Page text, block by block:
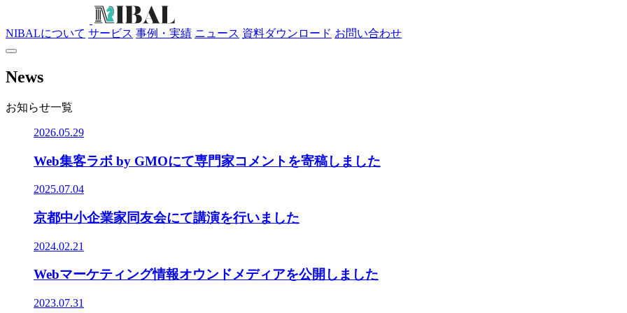
NIBALについて サービス 事例・実績 ニュース 資料ダウンロード お問い合わせ
News
お知らせ一覧
2026.05.29
Web集客ラボ by GMOにて専門家コメントを寄稿しました
2025.07.04
京都中小企業家同友会にて講演を行いました
2024.02.21
Webマーケティング情報オウンドメディアを公開しました
2023.07.31